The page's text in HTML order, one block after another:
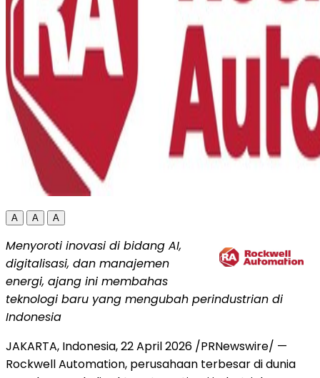
A A A
Menyoroti inovasi di bidang AI,
digitalisasi, dan manajemen
energi, ajang ini membahas
teknologi baru yang mengubah perindustrian di
Indonesia
JAKARTA, Indonesia, 22 April 2026 /PRNewswire/ —
Rockwell Automation, perusahaan terbesar di dunia